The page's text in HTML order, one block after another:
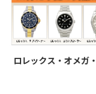
ロレックス・オメガ